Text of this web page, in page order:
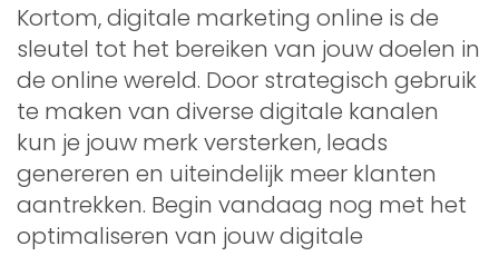
Kortom, digitale marketing online is de
sleutel tot het bereiken van jouw doelen in
de online wereld. Door strategisch gebruik
te maken van diverse digitale kanalen
kun je jouw merk versterken, leads
genereren en uiteindelijk meer klanten
aantrekken. Begin vandaag nog met het
optimaliseren van jouw digitale